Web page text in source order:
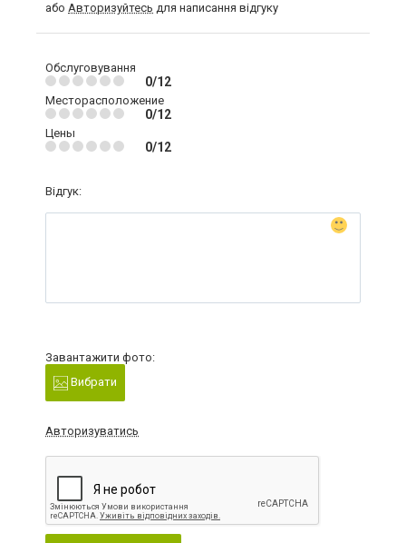
або Авторизуйтесь для написання відгуку
Обслуговування
0/12
Месторасположение
0/12
Цены
0/12
Відгук:
Завантажити фото:
Вибрати
Авторизуватись